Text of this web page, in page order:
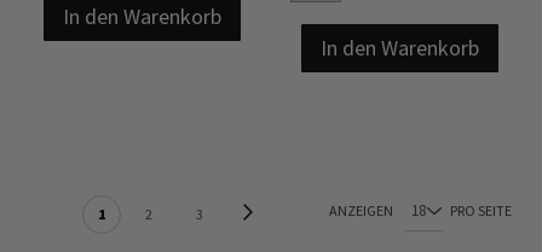
In den Warenkorb
In den Warenkorb
Sie lesen gerade Seite
1 2 Seite
3 ANZEIGEN PRO SEITE